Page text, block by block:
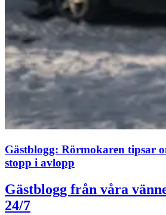
Gästblogg: Rörmokaren tipsar
stopp i avlopp
Gästblogg från våra
24/7